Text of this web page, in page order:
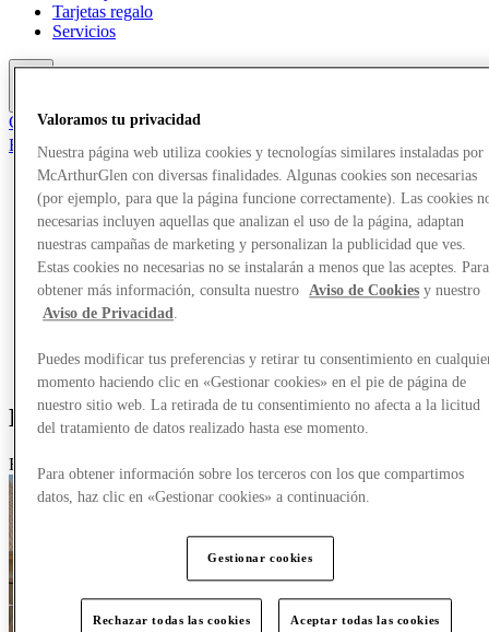
Tarjetas regalo
Servicios
Club
Elementos guardados
es
Ofertas
Tiendas
Planifica tu visita
¿Qué pasa?
Tarjetas regalo
Servicios
Events
Featured
Valoramos tu privacidad
Nuestra página web utiliza cookies y tecnologías similares instaladas por
McArthurGlen con diversas finalidades. Algunas cookies son necesarias
(por ejemplo, para que la página funcione correctamente). Las cookies
necesarias incluyen aquellas que analizan el uso de la página, adaptan
nuestras campañas de marketing y personalizan la publicidad que ves.
Estas cookies no necesarias no se instalarán a menos que las aceptes. Para
obtener más información, consulta nuestro
Aviso de Cookies y nuestro
Aviso de Privacidad
Puedes modificar tus preferencias y retirar tu consentimiento en
momento haciendo clic en «Gestionar cookies» en el pie de página de
nuestro sitio web. La retirada de tu consentimiento no afecta a la licitud
del tratamiento de datos realizado hasta ese momento.
Para obtener información sobre los terceros con los que compartimos
datos, haz clic en «Gestionar cookies» a continuación.
Gestionar cookies
Rechazar todas las cookies Aceptar todas las cookies